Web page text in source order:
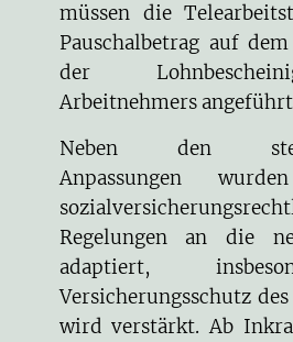
müssen die
Pauschalbetrag auf
der
Arbeitnehmers
Neben den
Anpassungen
Regelungen an die
adaptiert,
Versicherungsschutz
wird verstärkt. Ab